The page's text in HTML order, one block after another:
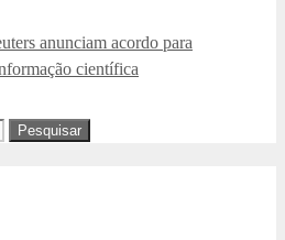
anunciam acordo para
científica